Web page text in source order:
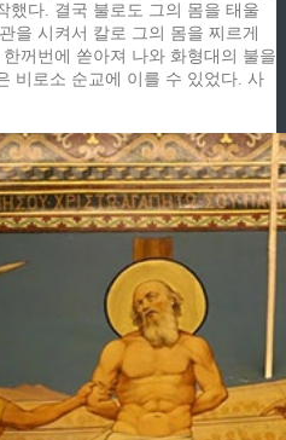
했다. 결국 불로도 그의 몸을 태울
을 시켜서 칼로 그의 몸을 찌르게
꺼번에 쏟아져 나와 화형대의 불을
비로소 순교에 이를 수 있었다. 사